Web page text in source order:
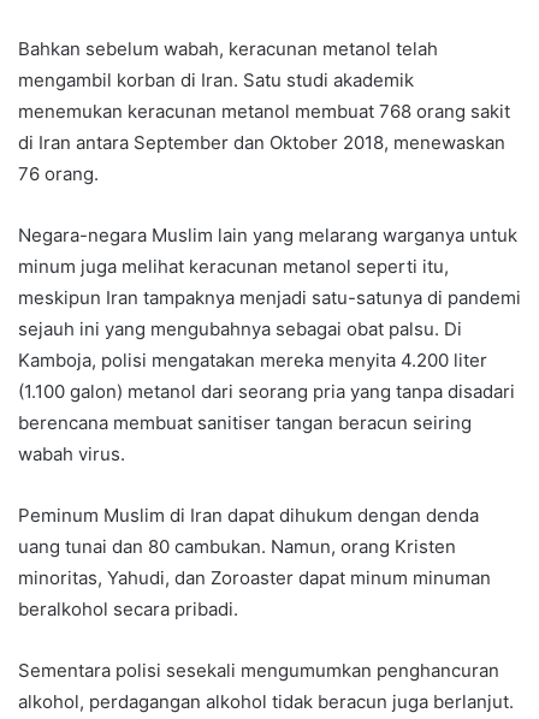
Bahkan sebelum wabah, keracunan metanol telah
mengambil korban di Iran. Satu studi akademik
menemukan keracunan metanol membuat 768 orang sakit
di Iran antara September dan Oktober 2018, menewaskan
76 orang.
Negara-negara Muslim lain yang melarang warganya untuk
minum juga melihat keracunan metanol seperti itu,
meskipun Iran tampaknya menjadi satu-satunya di pandemi
sejauh ini yang mengubahnya sebagai obat palsu. Di
Kamboja, polisi mengatakan mereka menyita 4.200 liter
(1.100 galon) metanol dari seorang pria yang tanpa disadari
berencana membuat sanitiser tangan beracun seiring
wabah virus.
Peminum Muslim di Iran dapat dihukum dengan denda
uang tunai dan 80 cambukan. Namun, orang Kristen
minoritas, Yahudi, dan Zoroaster dapat minum minuman
beralkohol secara pribadi.
Sementara polisi sesekali mengumumkan penghancuran
alkohol, perdagangan alkohol tidak beracun juga berlanjut.